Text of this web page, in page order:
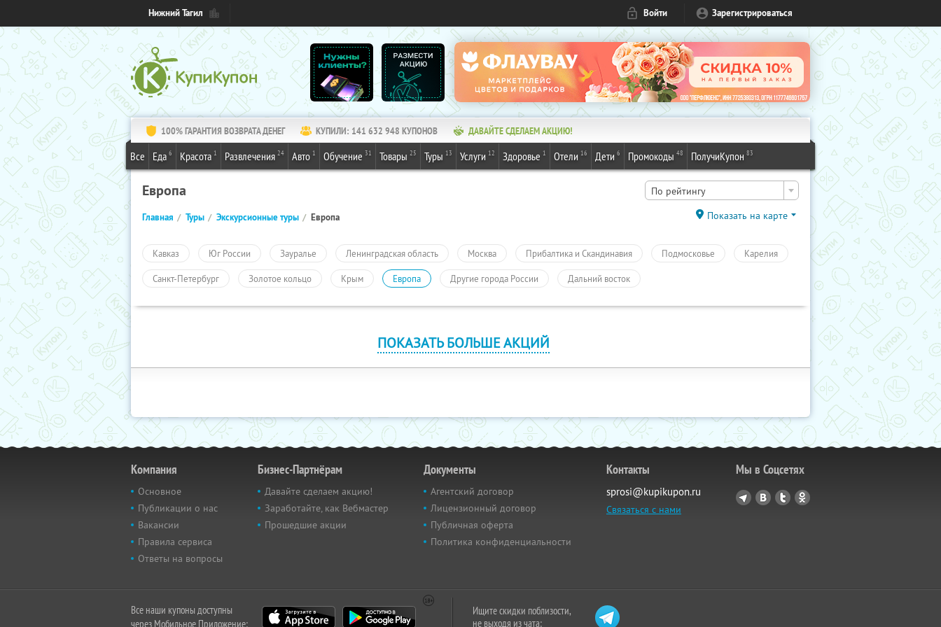
Нижний Тагил Войти Зарегистрироваться
100% ГАРАНТИЯ ВОЗВРАТА ДЕНЕГ КУПИЛИ: 141 632 948 КУПОНОВ ДАВАЙТЕ СДЕЛАЕМ АКЦИЮ!
Все Еда 6 Красота 1 Развлечения 24 Авто 1 Обучение 31 Товары 25 Туры 13 Услуги 12 Здоровье 1 Отели 16 Дети 6 Промокоды 48 ПолучиКупон 83
Европа По рейтингу
Главная Туры Экскурсионные туры Европа Показать на карте
Кавказ Юг России Зауралье Ленинградская область Москва Прибалтика и Скандинавия Подмосковье Карелия
Санкт-Петербург Золотое кольцо Крым Европа Другие города России Дальний восток
ПОКАЗАТЬ БОЛЬШЕ АКЦИЙ
Компания
Основное
Публикации о нас
Вакансии
Правила сервиса
Ответы на вопросы
Бизнес-Партнёрам
Давайте сделаем акцию!
Заработайте, как Вебмастер
Прошедшие акции
Документы
Агентский договор
Лицензионный договор
Публичная оферта
Политика конфиденциальности
Контакты
sprosi@kupikupon.ru
Связаться с нами
Мы в Соцсетях
Все наши купоны доступны
через Мобильное Приложение:
Ищите скидки поблизости,
не выходя из чата: